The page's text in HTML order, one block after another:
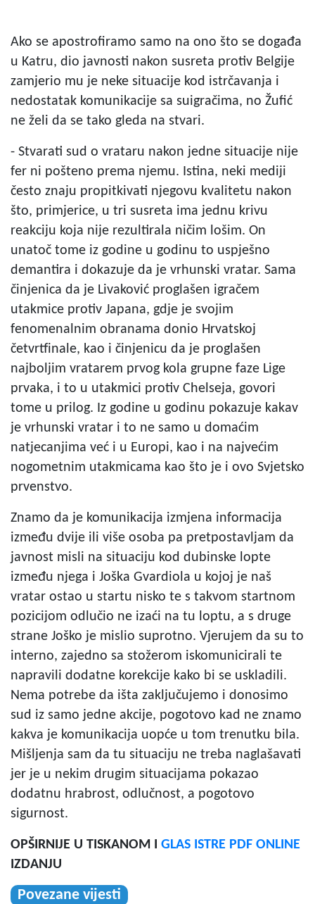
Ako se apostrofiramo samo na ono što se događa
u Katru, dio javnosti nakon susreta protiv Belgije
zamjerio mu je neke situacije kod istrčavanja i
nedostatak komunikacije sa suigračima, no Žufić
ne želi da se tako gleda na stvari.
- Stvarati sud o vrataru nakon jedne situacije nije
fer ni pošteno prema njemu. Istina, neki mediji
često znaju propitkivati njegovu kvalitetu nakon
što, primjerice, u tri susreta ima jednu krivu
reakciju koja nije rezultirala ničim lošim. On
unatoč tome iz godine u godinu to uspješno
demantira i dokazuje da je vrhunski vratar. Sama
činjenica da je Livaković proglašen igračem
utakmice protiv Japana, gdje je svojim
fenomenalnim obranama donio Hrvatskoj
četvrtfinale, kao i činjenicu da je proglašen
najboljim vratarem prvog kola grupne faze Lige
prvaka, i to u utakmici protiv Chelseja, govori
tome u prilog. Iz godine u godinu pokazuje kakav
je vrhunski vratar i to ne samo u domaćim
natjecanjima već i u Europi, kao i na najvećim
nogometnim utakmicama kao što je i ovo Svjetsko
prvenstvo.
Znamo da je komunikacija izmjena informacija
između dvije ili više osoba pa pretpostavljam da
javnost misli na situaciju kod dubinske lopte
između njega i Joška Gvardiola u kojoj je naš
vratar ostao u startu nisko te s takvom startnom
pozicijom odlučio ne izaći na tu loptu, a s druge
strane Joško je mislio suprotno. Vjerujem da su to
interno, zajedno sa stožerom iskomunicirali te
napravili dodatne korekcije kako bi se uskladili.
Nema potrebe da išta zaključujemo i donosimo
sud iz samo jedne akcije, pogotovo kad ne znamo
kakva je komunikacija uopće u tom trenutku bila.
Mišljenja sam da tu situaciju ne treba naglašavati
jer je u nekim drugim situacijama pokazao
dodatnu hrabrost, odlučnost, a pogotovo
sigurnost.
OPŠIRNIJE U TISKANOM I GLAS ISTRE PDF ONLINE
IZDANJU
Povezane vijesti